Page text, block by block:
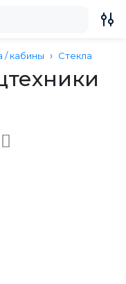
/ кабины Стекла